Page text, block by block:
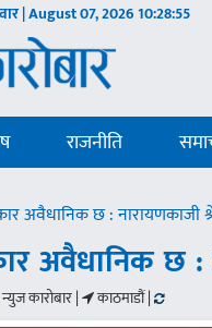
| August 07, 202610:28:55
राजनीति
अवैधानिक छ : नारायणकाजी
अवैधानिक छ :
न्युज कारोबार | काठमाडौं |